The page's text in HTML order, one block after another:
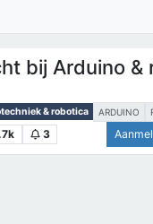
bij Arduino &
& robotica ARDUINO
3